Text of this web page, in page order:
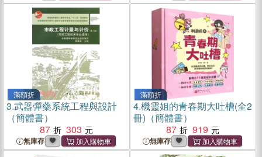
滿額折
3.武器彈藥系統工程與設計
（簡體書）
87
303
無庫存
滿額折
4.機靈姐的青春期大吐槽(全2
冊)（簡體書）
87
919
無庫存